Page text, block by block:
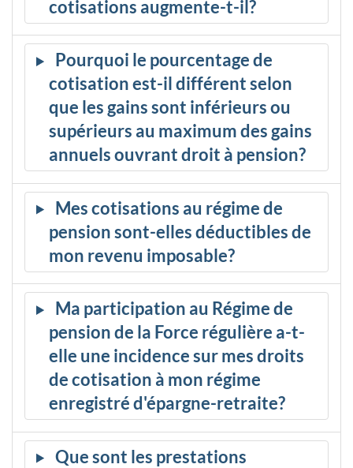
cotisations augmente-t-il?
Pourquoi le pourcentage de
cotisation est-il différent selon
que les gains sont inférieurs ou
supérieurs au maximum des gains
annuels ouvrant droit à pension?
Mes cotisations au régime de
pension sont-elles déductibles de
mon revenu imposable?
Ma participation au Régime de
pension de la Force régulière a-t-
elle une incidence sur mes droits
de cotisation à mon régime
enregistré d'épargne-retraite?
Que sont les prestations